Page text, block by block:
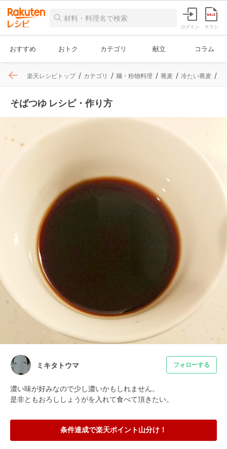
ログイン チラシ
おすすめ おトク カテゴリ 献立 コラム
楽天レシピトップ カテゴリ 麺・粉物料理 蕎麦 冷たい蕎麦
そばつゆ レシピ・作り方
ミキタトウマ フォローする
濃い味が好みなので少し濃いかもしれません。
是非ともおろししょうがを入れて食べて頂きたい。
条件達成で楽天ポイント山分け！